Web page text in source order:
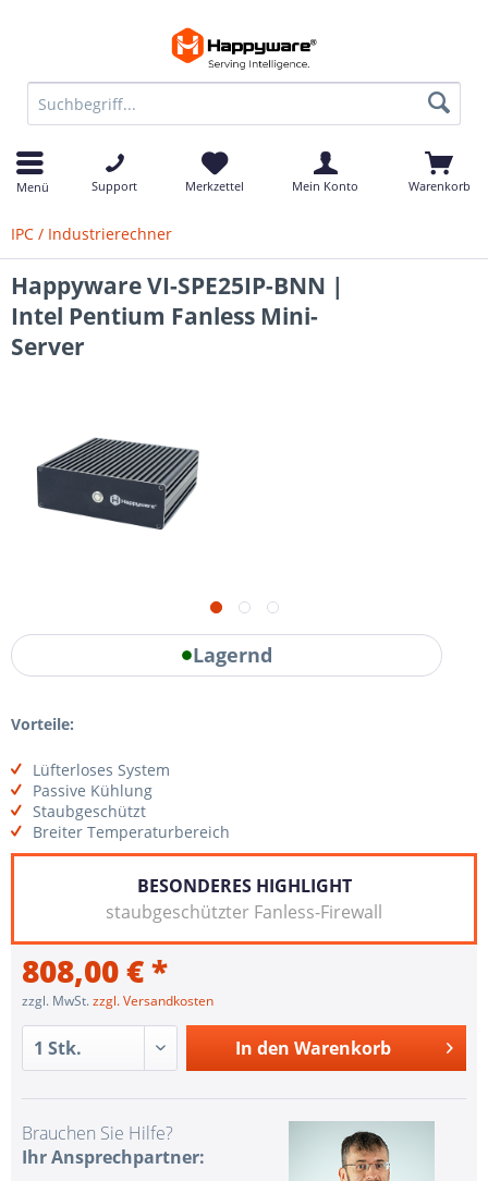
Menü Support Merkzettel Mein Konto Warenkorb
IPC / Industrierechner
Happyware VI-SPE25IP-BNN |
Intel Pentium Fanless Mini-
Server
Lagernd
Vorteile:
Lüfterloses System
Passive Kühlung
Staubgeschützt
Breiter Temperaturbereich
BESONDERES HIGHLIGHT
staubgeschützter Fanless-Firewall
808,00 € *
zzgl. MwSt.zzgl. Versandkosten
In den Warenkorb
Brauchen Sie Hilfe?
Ihr Ansprechpartner: